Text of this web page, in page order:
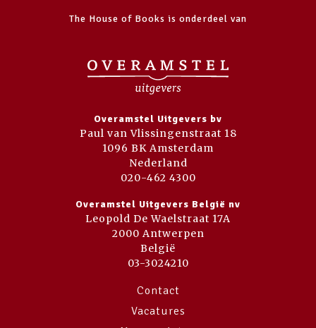
The House of Books is onderdeel van
Overamstel Uitgevers bv
Paul van Vlissingenstraat 18
1096 BK Amsterdam
Nederland
020-462 4300
Overamstel Uitgevers België nv
Leopold De Waelstraat 17A
2000 Antwerpen
België
03-3024210
Contact
Vacatures